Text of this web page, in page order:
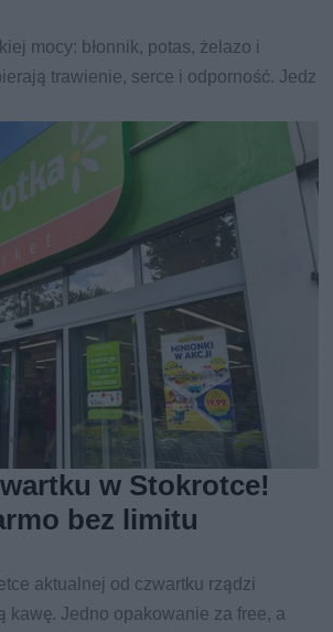
mocy: błonnik, potas, żelazo i
trawienie, serce i odporność. Jedz
w Stokrotce!
bez limitu
aktualnej od czwartku rządzi
kawę. Jedno opakowanie za free, a